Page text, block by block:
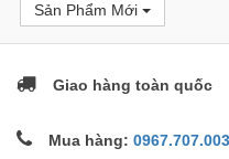
Sản Phẩm Mới
Giao hàng toàn quốc
Mua hàng: 0967.707.003